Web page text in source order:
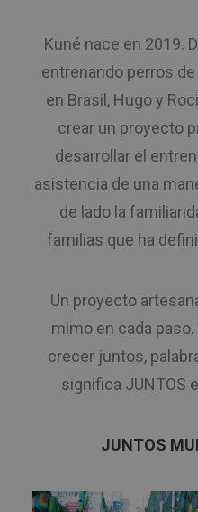
Kuné nace en 2019.
entrenando perros
en Brasil, Hugo y
crear un proyecto
desarrollar el
asistencia de una
de lado la
familias que ha
Un proyecto
mimo en cada
crecer juntos,
significa JUNTOS
JUNTOS